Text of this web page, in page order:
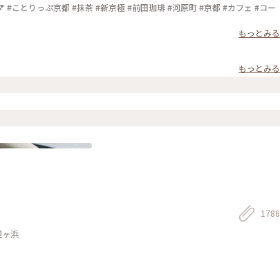
#ことりっぷ京都 #抹茶 #新京極 #前田珈琲 #河原町 #京都 #カフェ #コー
もっとみる
もっとみる
ヶ浜
1786